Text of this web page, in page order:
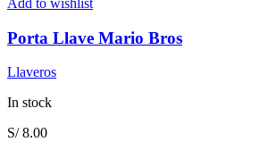
Porta Llave Mario Bros
Llaveros
In stock
S/8.00